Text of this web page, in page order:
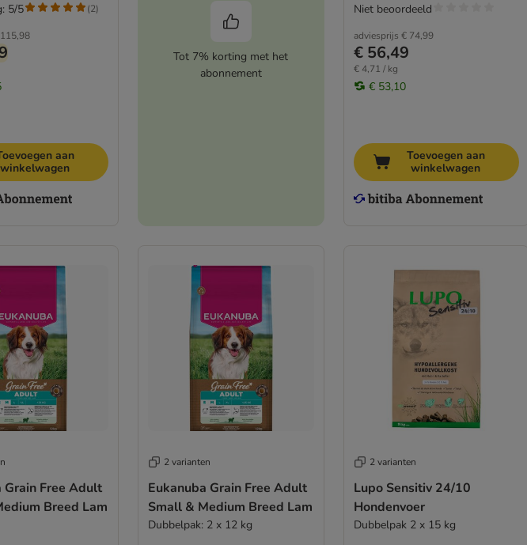
5/5 (2)
aan
winkelwagen
Tot 7% korting met het
abonnement
adviesprijs € 74,99
€ 56,49
€ 4,71 / kg
€ 53,10
Niet beoordeeld
Toevoegen aan
winkelwagen
Grain Free Adult
Breed Lam
2 varianten
Eukanuba Grain Free Adult
Small & Medium Breed Lam
Dubbelpak: 2 x 12 kg
2 varianten
Lupo Sensitiv 24/10
Hondenvoer
Dubbelpak 2 x 15 kg